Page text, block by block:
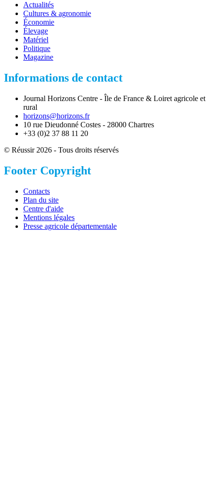
Actualités
Cultures & agronomie
Économie
Élevage
Matériel
Politique
Magazine
Informations de contact
Journal Horizons Centre - Île de France & Loiret agricole et
rural
horizons@horizons.fr
10 rue Dieudonné Costes - 28000 Chartres
+33 (0)2 37 88 11 20
© Réussir 2026 - Tous droits réservés
Footer Copyright
Contacts
Plan du site
Centre d'aide
Mentions légales
Presse agricole départementale